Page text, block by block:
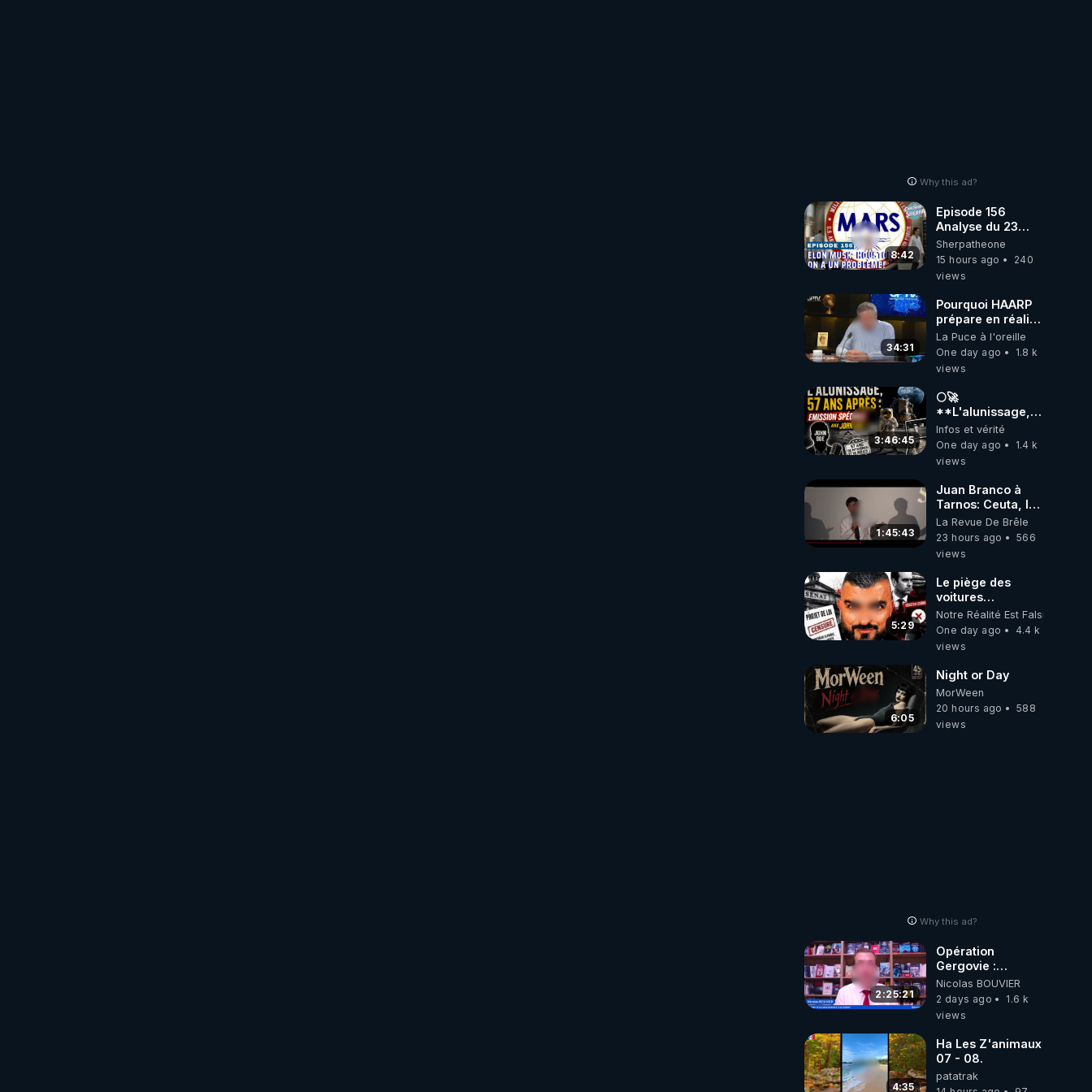
Why this ad?
8:42
Episode 156
Analyse du 23
février 2025 Elon
Musk : Houston ,
on a un problème
Sherpatheone
15 hours ago
240
views
34:31
Pourquoi HAARP
prépare en réalité
un CHAOS
climatique, on
répond
La Puce à l'oreille
One day ago
1.8 k
views
3:46:45
🌕🚀
**L'alunissage,
57 ans après :
Émission spéciale
avec John Doe
Infos et vérité
One day ago
1.4 k
views
1:45:43
Juan Branco à
Tarnos: Ceuta, le
narcotrafic et le
pouvoir en France
La Revue De Brêle
23 hours ago
566
views
5:29
Le piège des
voitures
électriques se
referme sur les
usagers !
Notre Réalité Est Falsifiée Et
One day ago
4.4 k
views
6:05
Night or Day
MorWeen
20 hours ago
588
views
Why this ad?
2:25:21
Opération
Gergovie :
‪@38resistancegauloise‬
‪@MarionSigautOfficiel‬
‪@gladysriifard5710‬
Nicolas BOUVIER
2 days ago
1.6 k
views
4:35
Ha Les Z'animaux
07 - 08.
patatrak